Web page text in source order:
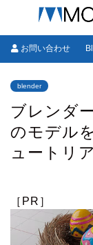
お問い合わせ
blender
ブレンダ
のモデル
ュートリ
［PR］